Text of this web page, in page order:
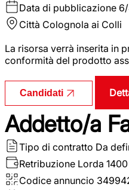
Data di pubblicazione
Città Colognola ai Colli
La risorsa verrà inserita in
conformità del prodotto
Candidati
Addetto/a
Tipo di contratto Da
Retribuzione Lorda
Codice annuncio